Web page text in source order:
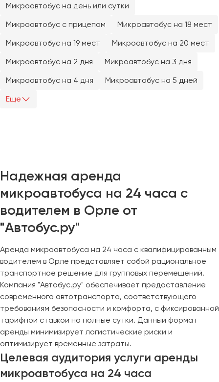
Микроавтобус на день или сутки
Микроавтобус с прицепом
Микроавтобус на 18 мест
Микроавтобус на 19 мест
Микроавтобус на 20 мест
Микроавтобус на 2 дня
Микроавтобус на 3 дня
Микроавтобус на 4 дня
Микроавтобус на 5 дней
Еще
Надежная аренда
микроавтобуса на 24 часа с
водителем в Орле от
"Автобус.ру"
Аренда микроавтобуса на 24 часа с квалифицированным
водителем в Орле представляет собой рациональное
транспортное решение для групповых перемещений.
Компания "Автобус.ру" обеспечивает предоставление
современного автотранспорта, соответствующего
требованиям безопасности и комфорта, с фиксированной
тарифной ставкой на полные сутки. Данный формат
аренды минимизирует логистические риски и
оптимизирует временные затраты.
Целевая аудитория услуги аренды
микроавтобуса на 24 часа
Челябинск
Якутск
Ярославль